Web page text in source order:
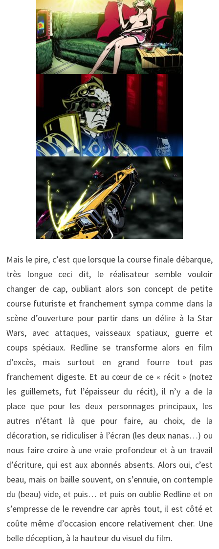
Mais le pire, c’est que lorsque la course finale débarque,
très longue ceci dit, le réalisateur semble vouloir
changer de cap, oubliant alors son concept de petite
course futuriste et franchement sympa comme dans la
scène d’ouverture pour partir dans un délire à la Star
Wars, avec attaques, vaisseaux spatiaux, guerre et
coups spéciaux. Redline se transforme alors en film
d’excès, mais surtout en grand fourre tout pas
franchement digeste. Et au cœur de ce « récit » (notez
les guillemets, fut l’épaisseur du récit), il n’y a de la
place que pour les deux personnages principaux, les
autres n’étant là que pour faire, au choix, de la
décoration, se ridiculiser à l’écran (les deux nanas…) ou
nous faire croire à une vraie profondeur et à un travail
d’écriture, qui est aux abonnés absents. Alors oui, c’est
beau, mais on baille souvent, on s’ennuie, on contemple
du (beau) vide, et puis… et puis on oublie Redline et on
s’empresse de le revendre car après tout, il est côté et
coûte même d’occasion encore relativement cher. Une
belle déception, à la hauteur du visuel du film.